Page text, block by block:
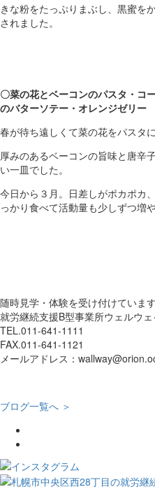
きな粉をたっぷりまぶし、黒蜜を
されました。
〇菜の花とベーコンのパスタ・コ
のバターソテー・オレンジゼリー
春が待ち遠しくて菜の花をパスタ
厚みのあるベーコンの旨味と唐辛
い一皿でした。
今日から３月。日差しがポカポカ
っかり食べて活動量も少しずつ増
随時見学・体験を受け付けていま
就労継続支援B型事業所ウェルウェ
TEL.011-641-1111
FAX.011-641-1121
メールアドレス：
ブログ一覧へ ＞